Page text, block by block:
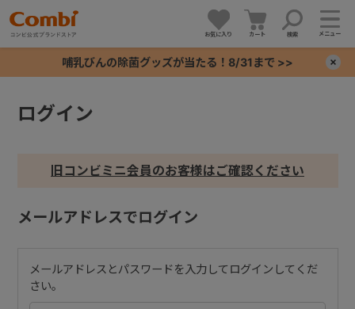
お気に入り カート 検索 メニュー
哺乳びんの除菌グッズが当たる！8/31まで >>
ログイン
旧コンビミニ会員のお客様はご確認ください
メールアドレスでログイン
メールアドレスとパスワードを入力してログインしてくだ
さい。